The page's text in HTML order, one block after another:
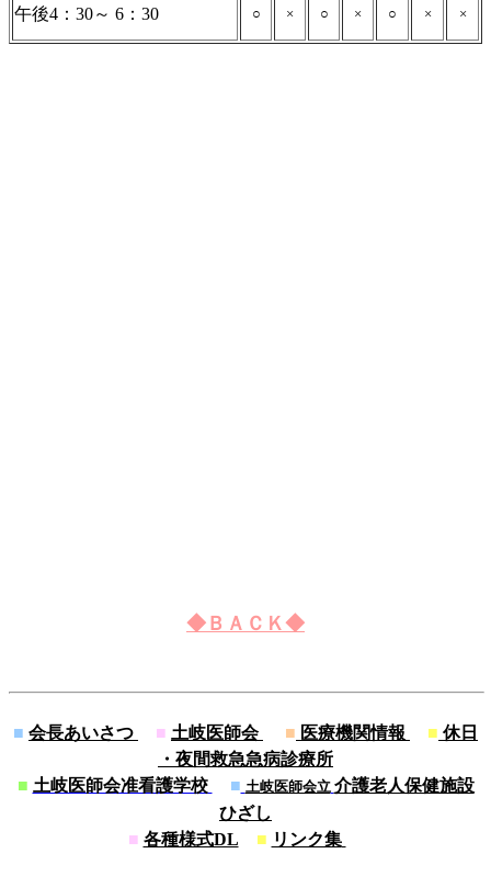
午後4：30～ 6：30 ○ × ○ × ○ × ×
◆ＢＡＣＫ◆
■ 会長あいさつ ■ 土岐医師会 ■ 医療機関情報 ■ 休日
・夜間救急急病診療所
■ 土岐医師会准看護学校 ■ 土岐医師会立 介護老人保健施設
ひざし
■ 各種様式DL ■ リンク集